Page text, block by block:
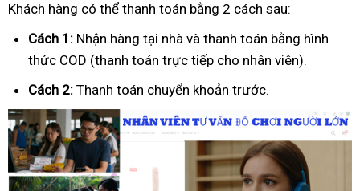
Khách hàng có thể thanh toán bằng 2 cách sau:
Cách 1: Nhận hàng tại nhà và thanh toán bằng hình
thức COD (thanh toán trực tiếp cho nhân viên).
Cách 2: Thanh toán chuyển khoản trước.